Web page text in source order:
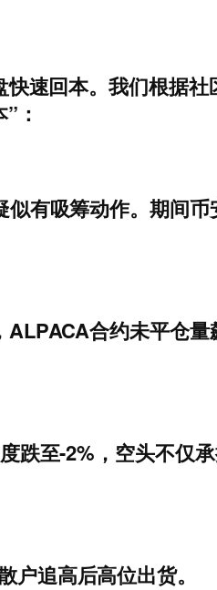
速回本。我们根据社
：
有吸筹动作。期间
合约未平仓
跌至-2%，空头不仅
追高后高位出货。